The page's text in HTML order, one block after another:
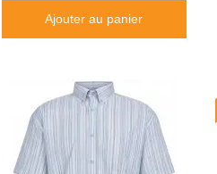
Ajouter au panier